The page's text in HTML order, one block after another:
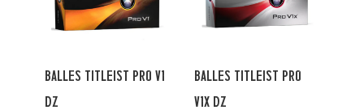
BALLES TITLEIST PRO V1
DZ
BALLES TITLEIST PRO
V1X DZ